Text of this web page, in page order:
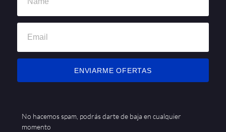
ENVIARME OFERTAS
No hacemos spam, podrás darte de baja en cualquier
momento